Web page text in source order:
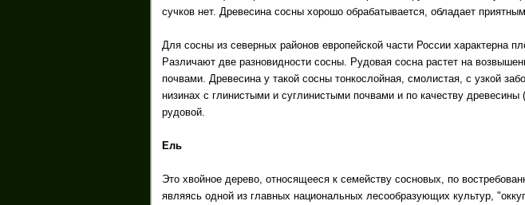
сучков нет. Древесина сосны хорошо обрабатывается, обладает
Для сосны из северных районов европейской части России характерна
Различают две разновидности сосны. Рудовая сосна растет на
почвами. Древесина у такой сосны тонкослойная, смолистая, с узкой
низинах с глинистыми и суглинистыми почвами и по качеству
рудовой.
Ель
Это хвойное дерево, относящееся к семейству сосновых, по
являясь одной из главных национальных лесообразующих культур,